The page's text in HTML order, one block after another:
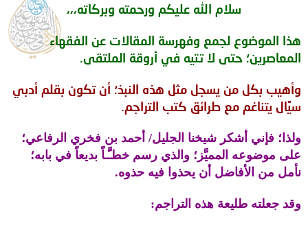
سلام الله عليكم ورحمته وبركاته،،،
هذا الموضوع لجمع وفهرسة المقالات عن الفقهاء
المعاصرين؛ حتى لا تتيه في أروقة الملتقى.
وأهيب بكل من يسجل مثل هذه النبذ؛ أن تكون بقلم أدبي
سيَّال يتناغم مع طرائق كتب التراجم.
ولذا؛ فإني أشكر شيخنا الجليل/ أحمد بن فخري الرفاعي؛
على موضوعه المميَّز؛ والذي رسم خطـَّـاً بديعاً في بابه؛
نأمل من الأفاضل أن يحذوا فيه حذوه.
وقد جعلته طليعة هذه التراجم: